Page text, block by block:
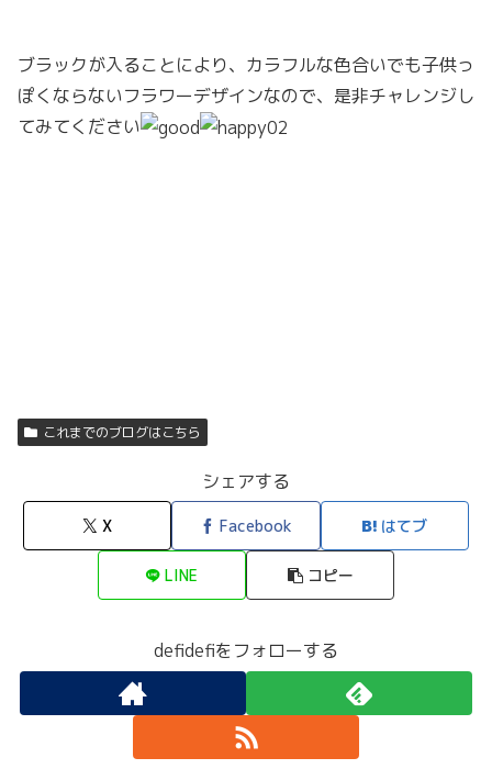
ブラックが入ることにより、カラフルな色合いでも子供っ
ぽくならないフラワーデザインなので、是非チャレンジし
てみてください
これまでのブログはこちら
シェアする
X Facebook はてブ
LINE コピー
defidefiをフォローする